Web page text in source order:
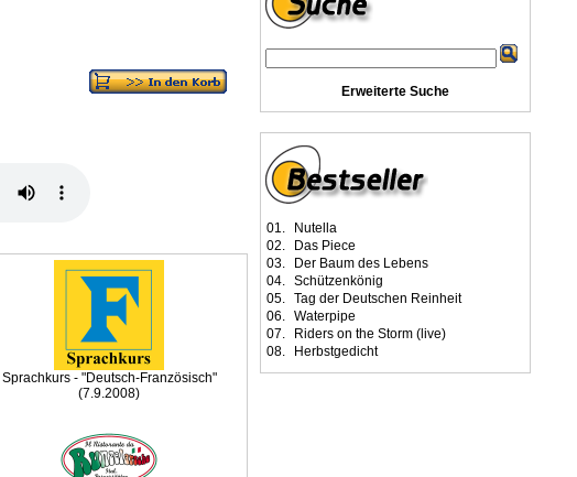
Sprachkurs - "Deutsch-Französisch"
(7.9.2008)
Erweiterte Suche
01.
Nutella
02.
Das Piece
03.
Der Baum des Lebens
04. Schützenkönig
05. Tag der Deutschen Reinheit
06. Waterpipe
07.
Riders on the Storm (live)
08.
Herbstgedicht